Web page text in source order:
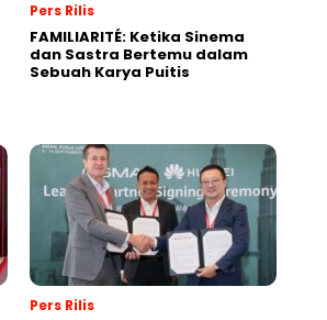
Pers Rilis
FAMILIARITÉ: Ketika Sinema
dan Sastra Bertemu dalam
Sebuah Karya Puitis
Pers Rilis